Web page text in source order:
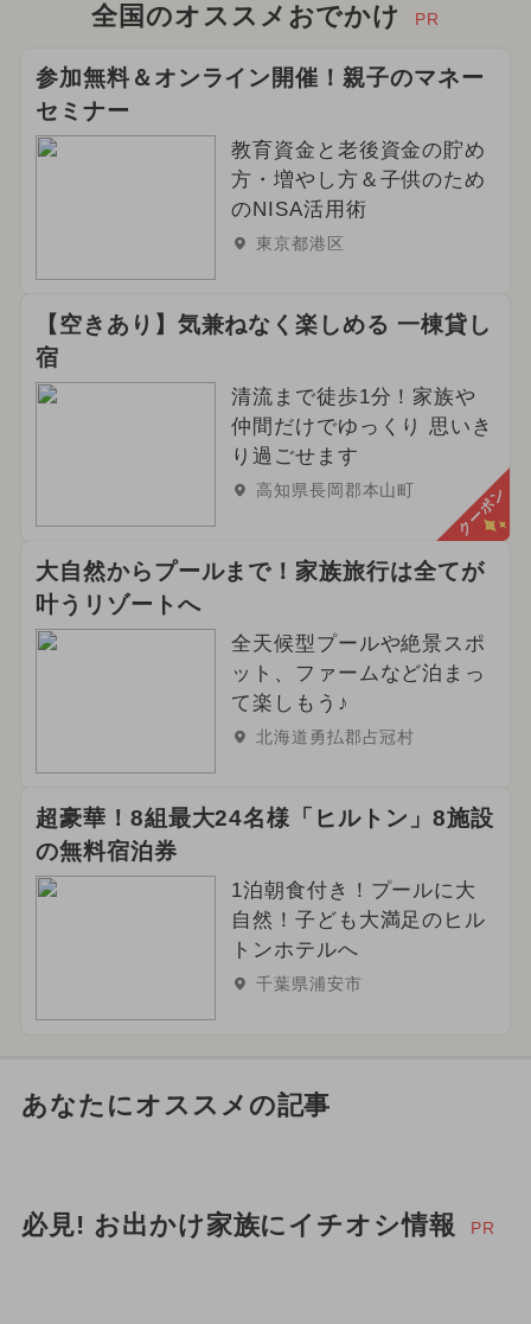
全国のオススメおでかけ PR
参加無料＆オンライン開催！親子のマネー
セミナー
教育資金と老後資金の貯め
方・増やし方＆子供のため
のNISA活用術
東京都港区
【空きあり】気兼ねなく楽しめる 一棟貸し
宿
清流まで徒歩1分！家族や
仲間だけでゆっくり 思いき
り過ごせます
高知県長岡郡本山町 クーポン
大自然からプールまで！家族旅行は全てが
叶うリゾートへ
全天候型プールや絶景スポ
ット、ファームなど泊まっ
て楽しもう♪
北海道勇払郡占冠村
超豪華！8組最大24名様「ヒルトン」8施設
の無料宿泊券
1泊朝食付き！プールに大
自然！子ども大満足のヒル
トンホテルへ
千葉県浦安市
あなたにオススメの記事
必見! お出かけ家族にイチオシ情報 PR